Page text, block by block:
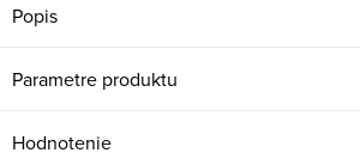
Popis
Parametre produktu
Hodnotenie